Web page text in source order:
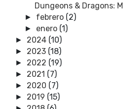
Dungeons & Dragons:
► febrero (2)
► enero (1)
► 2024 (10)
► 2023 (18)
► 2022 (19)
► 2021 (7)
► 2020 (7)
► 2019 (15)